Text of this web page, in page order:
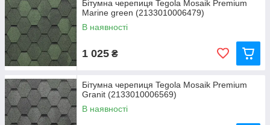
Бітумна черепиця Tegola Mosaik Premium
Marine green (2133010006479)
В наявності
1 025 ₴
Бітумна черепиця Tegola Mosaik Premium
Granit (2133010006569)
В наявності